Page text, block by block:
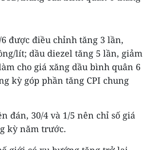
được điều chỉnh tăng 3 lần,
lít; dầu diezel tăng 5 lần, giảm
cho giá xăng dầu bình quân 6
kỳ góp phần tăng CPI chung
đán, 30/4 và 1/5 nên chỉ số giá
kỳ năm trước.